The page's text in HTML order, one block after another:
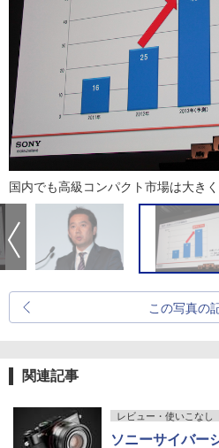
国内でも高級コンパクト市場は大きく
この写真の
関連記事
レビュー・使いこなし
ソニーサイバー